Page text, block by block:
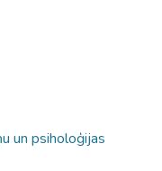
un psiholoģijas